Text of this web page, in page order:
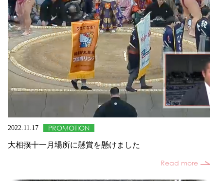
2022.11.17 PROMOTION
大相撲十一月場所に懸賞を懸けました
Read more